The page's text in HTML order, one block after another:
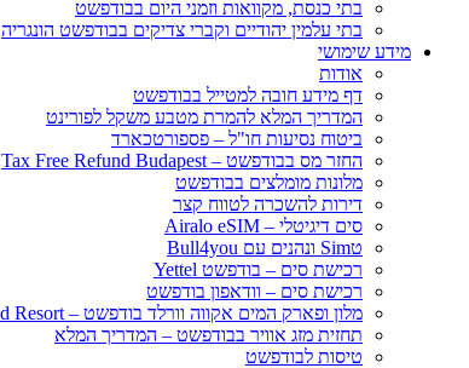
בתי כנסת, מקוואות וזמני היום בבודפשט
בתי עלמין יהודיים וקברי צדיקים בבודפשט הונגריה
מידע שימושי
אודות
דף מידע חובה למטייל בבודפשט
המדריך המלא להמרת מטבע משקל לפורינט
ביטוח נסיעות חו"ל – פספורטכארד
החזר מס בבודפשט – Tax Free Refund Budapest
מלונות מומלצים בבודפשט
דירות להשכרה לטווח קצר
סים דיגיטלי – Airalo eSIM
טSim ונהנים עם Bull4you
רכישת סים – בודפשט Yettel
רכישת סים – וודאפון בודפשט
מלון ופארק המים אקווה וורלד בודפשט – Aquaworld Resort
תחזית מזג אוויר בבודפשט – המדריך המלא
טיסות לבודפשט